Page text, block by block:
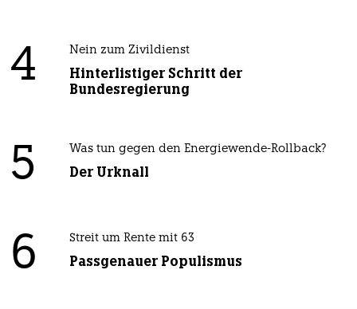
4 Nein zum Zivildienst
Hinterlistiger Schritt der
Bundesregierung
5 Was tun gegen den Energiewende-Rollback?
Der Urknall
6 Streit um Rente mit 63
Passgenauer Populismus